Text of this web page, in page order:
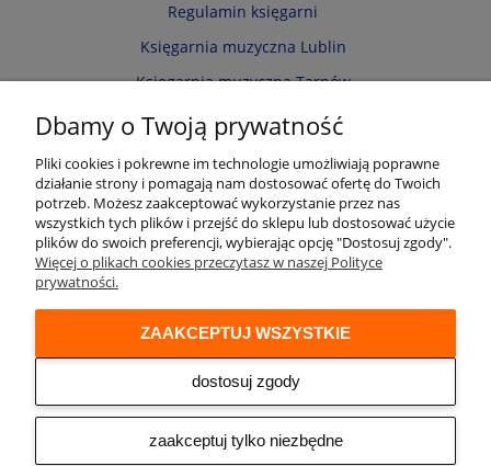
Regulamin księgarni
Księgarnia muzyczna Lublin
Księgarnia muzyczna Tarnów
Informacja o cookies
Zwroty i reklamacje
Moje konto
Twoje zamówienia
Przechowalnia
Ustawienia konta
Audio online
© 2026 Księgarnia muzyczna Alenuty.pl
prowadzona przez firmę Arwena S.C. os. Zwycięstwa 2/88 61-643 Poznań
Dbamy o Twoją prywatność
Pliki cookies i pokrewne im technologie umożliwiają poprawne
działanie strony i pomagają nam dostosować ofertę do Twoich
potrzeb. Możesz zaakceptować wykorzystanie przez nas
wszystkich tych plików i przejść do sklepu lub dostosować użycie
plików do swoich preferencji, wybierając opcję "Dostosuj zgody".
Więcej o plikach cookies przeczytasz w naszej Polityce
prywatności.
zaakceptuj tylko niezbędne
dostosuj zgody
ZAAKCEPTUJ WSZYSTKIE